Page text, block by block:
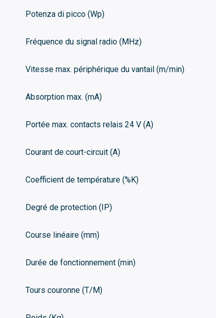
Potenza di picco (Wp)
Fréquence du signal radio (MHz)
Vitesse max. périphérique du vantail (m/min)
Absorption max. (mA)
Portée max. contacts relais 24 V (A)
Courant de court-circuit (A)
Coefficient de température (%K)
Degré de protection (IP)
Course linéaire (mm)
Durée de fonctionnement (min)
Tours couronne (T/M)